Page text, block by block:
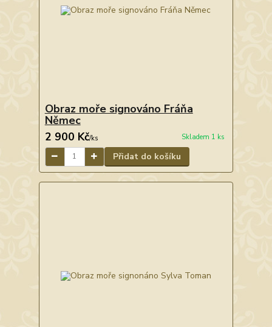
Obraz moře signováno Fráňa
Němec
2 900 Kč/ks Skladem 1 ks
Přidat do košíku